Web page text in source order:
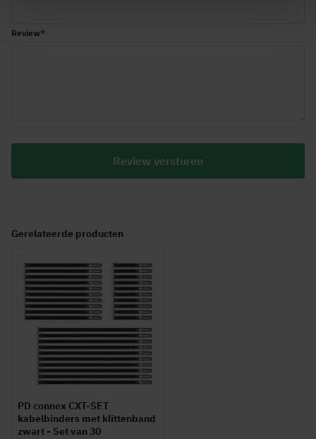
Review
Review versturen
Gerelateerde producten
PD connex CXT-SET
kabelbinders met klittenband
zwart - Set van 30